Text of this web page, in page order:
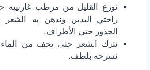
نوزع القليل من مرطب غارنييه
راحتي اليدين وندهن به
الجذور حتى الأطراف.
نترك الشعر حتى يجف من
نسرحه بلطف.